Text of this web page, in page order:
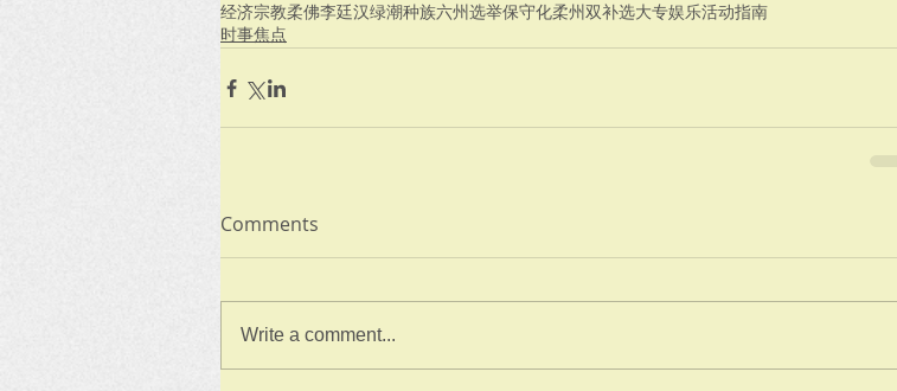
经济宗教柔佛李廷汉绿潮种族六州选举保守化柔州双补选大专娱乐活动指南
时事焦点
Comments
Write a comment...